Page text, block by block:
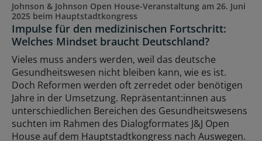
Johnson & Johnson Open House-Veranstaltung am 26. Juni
2025 beim Hauptstadtkongress
Impulse für den medizinischen Fortschritt:
Welches Mindset braucht Deutschland?
Vieles muss anders werden, weil das deutsche
Gesundheitswesen nicht bleiben kann, wie es ist.
Doch Reformen werden oft zerredet oder benötigen
Jahre in der Umsetzung. Repräsentant:innen aus
unterschiedlichen Bereichen des Gesundheitswesens
suchten im Rahmen des Dialogformates J&J Open
House auf dem Hauptstadtkongress nach Auswegen.